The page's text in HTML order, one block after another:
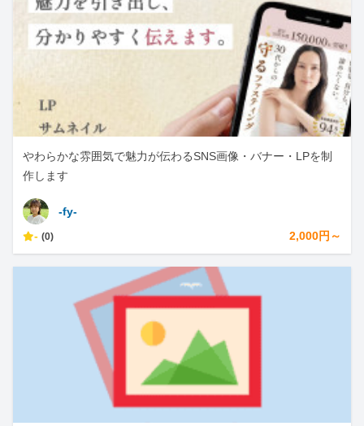
やわらかな雰囲気で魅力が伝わるSNS画像・バナー・LPを制
作します
-fy-
- (0) 2,000円～